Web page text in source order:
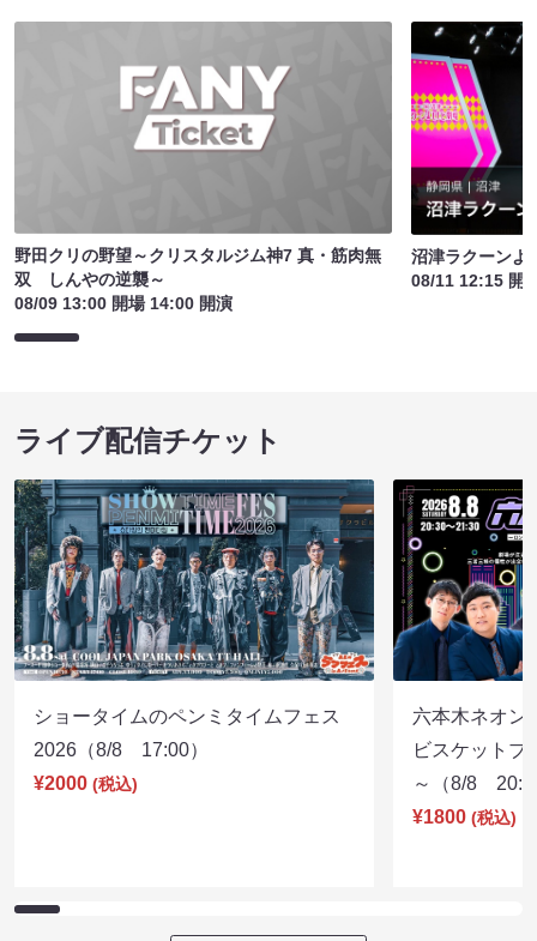
野田クリの野望～クリスタルジム神7 真・筋肉無
双 しんやの逆襲～
08/09 13:00 開場 14:00 開演
沼津ラクーンよ
08/11 12:15 開
ライブ配信チケット
ショータイムのペンミタイムフェス
2026（8/8 17:00）
¥2000 (税込)
六本木ネオン
ビスケットブ
～（8/8
¥1800 (税込)